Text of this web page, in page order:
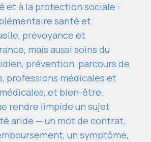
et à la protection sociale :
santé et
prévoyance et
mais aussi soins du
prévention, parcours de
professions médicales et
et bien-être.
rendre limpide un sujet
aride — un mot de contrat,
un symptôme,